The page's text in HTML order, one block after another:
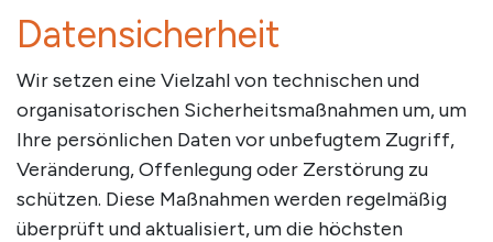
Datensicherheit
Wir setzen eine Vielzahl von technischen und
organisatorischen Sicherheitsmaßnahmen um, um
Ihre persönlichen Daten vor unbefugtem Zugriff,
Veränderung, Offenlegung oder Zerstörung zu
schützen. Diese Maßnahmen werden regelmäßig
überprüft und aktualisiert, um die höchsten